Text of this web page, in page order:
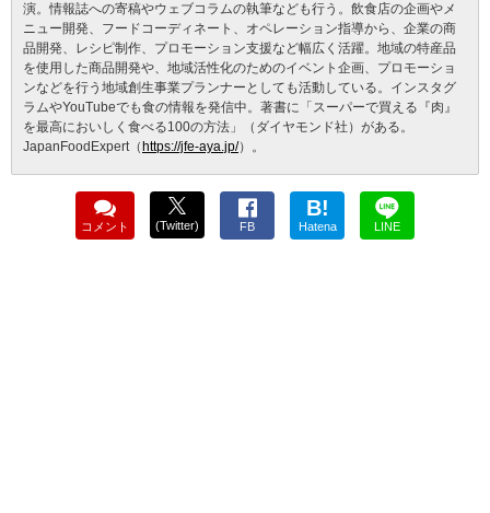
演。情報誌への寄稿やウェブコラムの執筆なども行う。飲食店の企画やメ
ニュー開発、フードコーディネート、オペレーション指導から、企業の商
品開発、レシピ制作、プロモーション支援など幅広く活躍。地域の特産品
を使用した商品開発や、地域活性化のためのイベント企画、プロモーショ
ンなどを行う地域創生事業プランナーとしても活動している。インスタグ
ラムやYouTubeでも食の情報を発信中。著書に「スーパーで買える『肉』
を最高においしく食べる100の方法」（ダイヤモンド社）がある。
JapanFoodExpert（ https://jfe-aya.jp/）。
コメント (Twitter) FB
B!
Hatena LINE